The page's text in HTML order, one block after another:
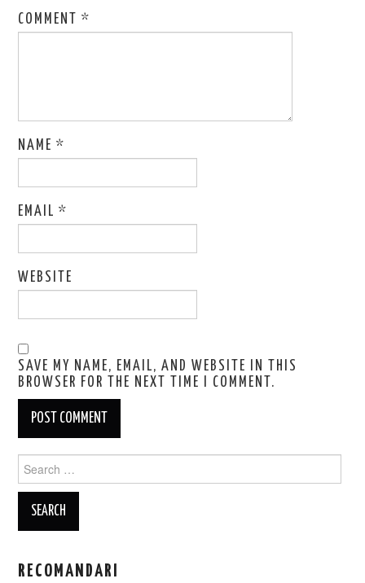
COMMENT*
NAME*
EMAIL*
WEBSITE
SAVE MY NAME, EMAIL, AND WEBSITE IN THIS
BROWSER FOR THE NEXT TIME I COMMENT.
for:
RECOMANDARI